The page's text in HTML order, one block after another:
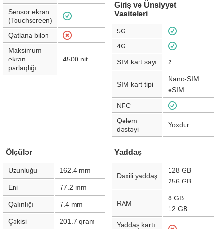
Sensor ekran
(Touchscreen)
Qatlana bilən
Maksimum
ekran
parlaqlığı
4500 nit
Giriş və Ünsiyyət
Vasitələri
5G
4G
SIM kart sayı 2
SIM kart tipi
Nano-SIM
eSIM
NFC
Qələm
dəstəyi
Yoxdur
Ölçülər
Uzunluğu 162.4 mm
Eni 77.2 mm
Qalınlığı 7.4 mm
Çəkisi 201.7 qram
Yaddaş
Daxili yaddaş
128 GB
256 GB
RAM
8 GB
12 GB
Yaddaş kartı